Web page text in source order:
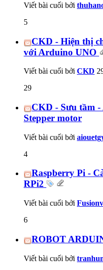
Viết bài cuối bởi
5
CKD - Hiện thị
với Arduino UNO
Viết bài cuối bởi CKD
29
CKD - Sưu tầm -
Stepper motor
Viết bài cuối bởi
4
Raspberry Pi -
RPi2
Viết bài cuối bởi
6
ROBOT
Viết bài cuối bởi